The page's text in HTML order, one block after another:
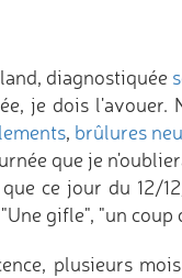
diagnostiquée
je dois
, brûlures
que je
ce jour du 12/
gifle", "un
plusieurs